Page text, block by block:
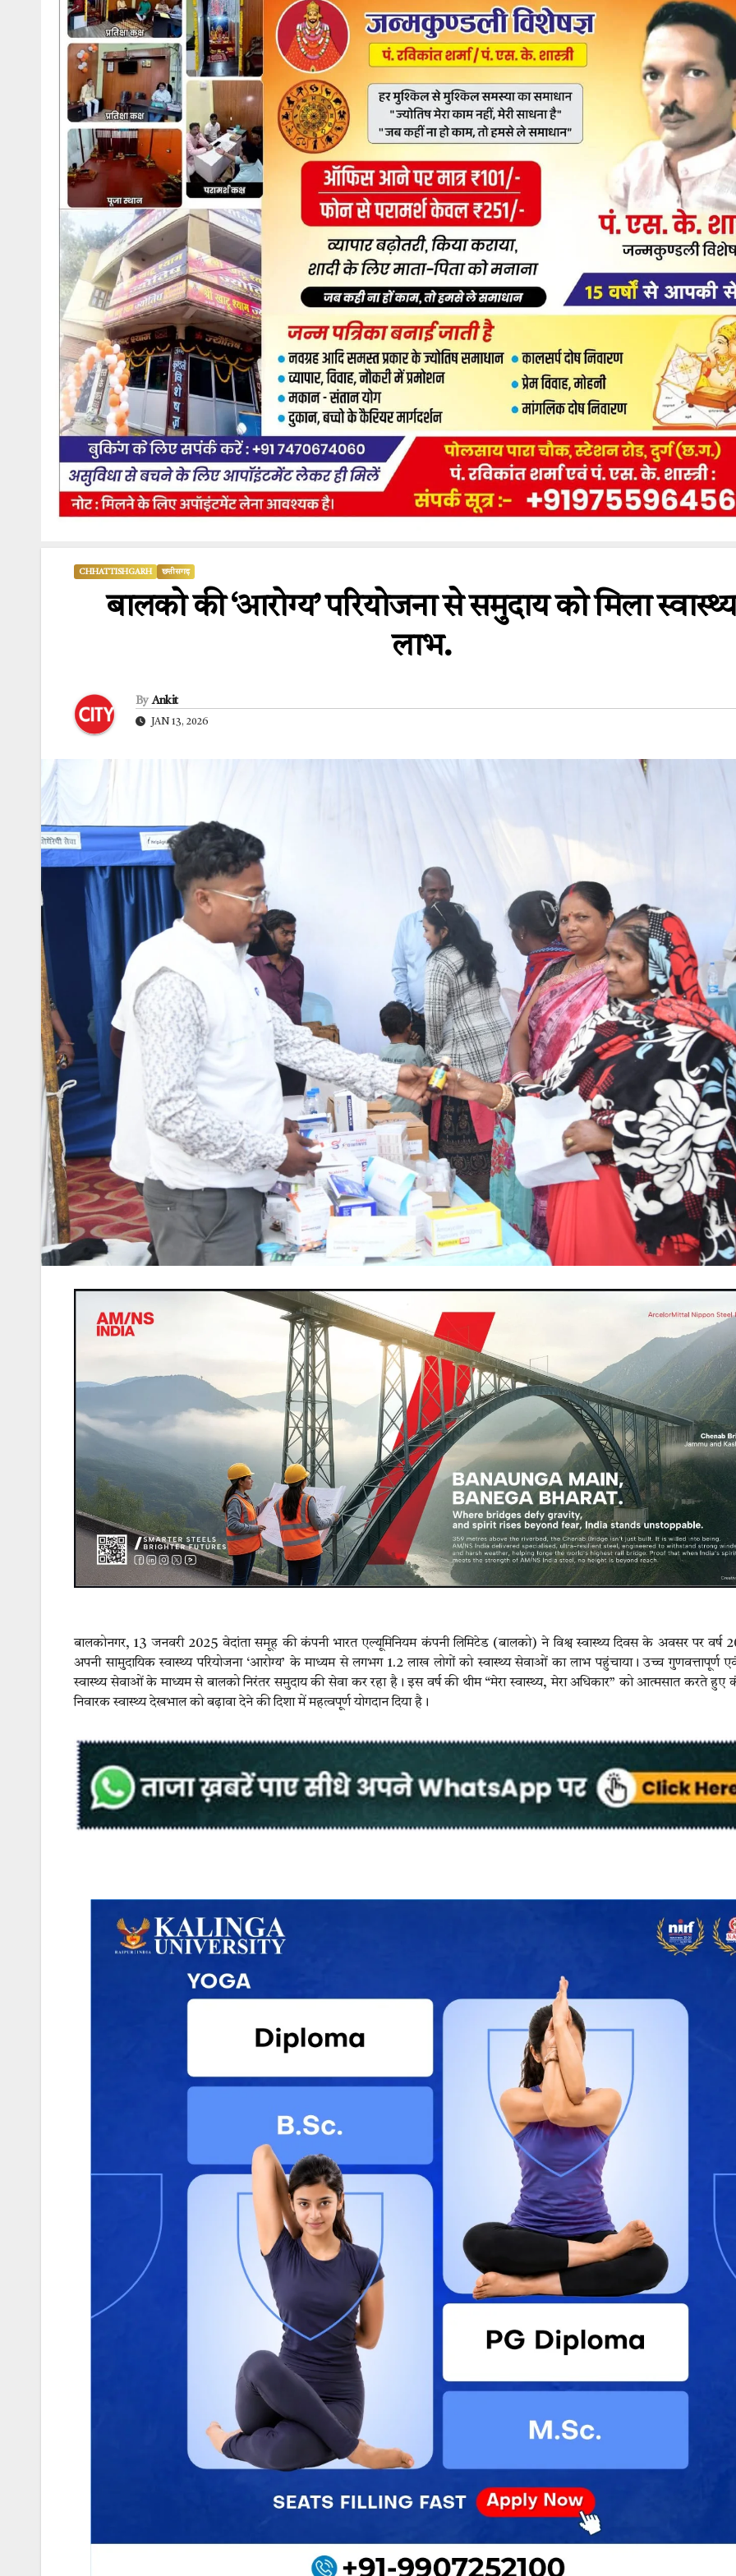
CHHATTISHGARH छत्तीसगढ़
बालको की ‘आरोग्य’ परियोजना से समुदाय को मिला स्वास्थ्य
लाभ.
By Ankit
JAN 13, 2026
बालकोनगर, 13 जनवरी 2025 वेदांता समूह की कंपनी भारत एल्यूमिनियम कंपनी लिमिटेड (बालको) ने विश्व स्वास्थ्य दिवस के अवसर पर वर्ष
अपनी सामुदायिक स्वास्थ्य परियोजना ‘आरोग्य’ के माध्यम से लगभग 1.2 लाख लोगों को स्वास्थ्य सेवाओं का लाभ पहुंचाया। उच्च गुणवत्तापूर्ण
स्वास्थ्य सेवाओं के माध्यम से बालको निरंतर समुदाय की सेवा कर रहा है। इस वर्ष की थीम “मेरा स्वास्थ्य, मेरा अधिकार” को आत्मसात करते हुए
निवारक स्वास्थ्य देखभाल को बढ़ावा देने की दिशा में महत्वपूर्ण योगदान दिया है।